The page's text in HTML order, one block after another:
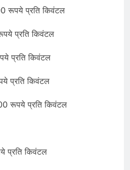
रूपये प्रति किवंटल
प्रति किवंटल
प्रति किवंटल
प्रति किवंटल
रूपये प्रति किवंटल
प्रति किवंटल